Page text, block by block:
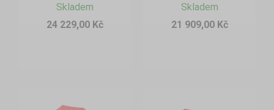
Skladem
24 229,00 Kč
Skladem
21 909,00 Kč